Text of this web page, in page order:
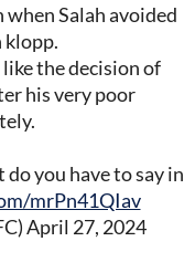
Salah avoided
klopp.
the decision of
his very poor
do you have to say in
mrPn41QIav
April 27, 2024